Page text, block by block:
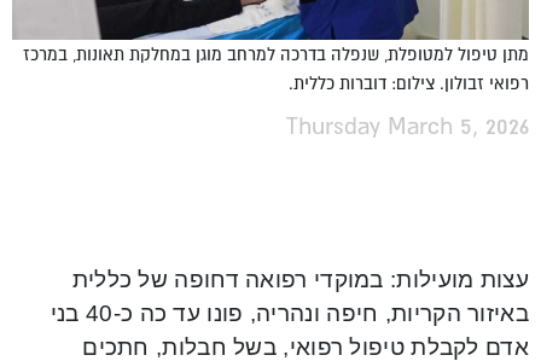
מתן טיפול למטופלת, שנפלה בדרכה למרחב מוגן במחלקת תאונות, במרכז
רפואי זבולון. צילום: דוברות כללית.
Thursday March 5, 2026
עצות מועילות: במוקדי רפואה דחופה של כללית
באיזור הקריות, חיפה ונהריה, פונו עד כה כ-40 בני
אדם לקבלת טיפול רפואי, בשל חבלות, חתכים